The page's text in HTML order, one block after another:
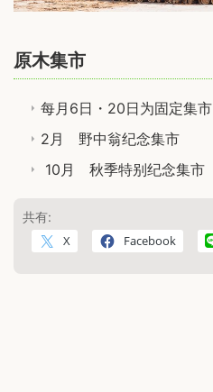
原木集市
每月6日・20日为固定集市
2月 野中翁纪念集市
10月 秋季特别纪念集市
共有:
X Facebook